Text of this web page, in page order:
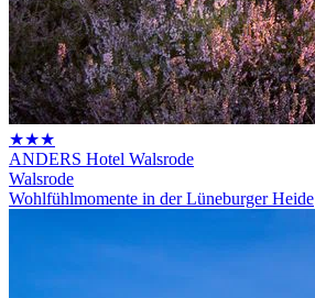
★★★
ANDERS Hotel Walsrode
Walsrode
Wohlfühlmomente in der Lüneburger Heide